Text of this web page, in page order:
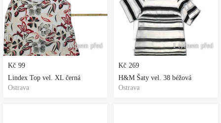
1 týdnem před
Kč 99
Lindex Top vel. XL černá
Ostrava
1 týdnem před
Kč 269
H&M Šaty vel. 38 béžová
Ostrava